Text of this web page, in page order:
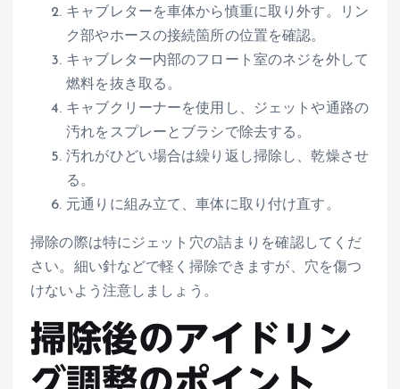
キャブレターを車体から慎重に取り外す。リン
ク部やホースの接続箇所の位置を確認。
キャブレター内部のフロート室のネジを外して
燃料を抜き取る。
キャブクリーナーを使用し、ジェットや通路の
汚れをスプレーとブラシで除去する。
汚れがひどい場合は繰り返し掃除し、乾燥させ
る。
元通りに組み立て、車体に取り付け直す。
掃除の際は特にジェット穴の詰まりを確認してくだ
さい。細い針などで軽く掃除できますが、穴を傷つ
けないよう注意しましょう。
掃除後のアイドリン